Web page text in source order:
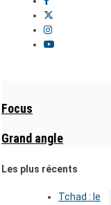
Focus
Grand angle
Les plus récents
Tchad : le